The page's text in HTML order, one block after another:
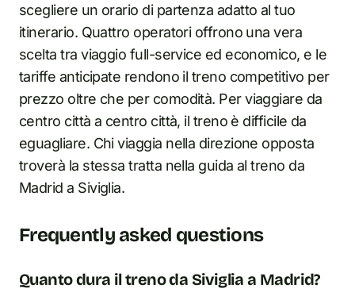
scegliere un orario di partenza adatto al tuo
itinerario. Quattro operatori offrono una vera
scelta tra viaggio full-service ed economico, e le
tariffe anticipate rendono il treno competitivo per
prezzo oltre che per comodità. Per viaggiare da
centro città a centro città, il treno è difficile da
eguagliare. Chi viaggia nella direzione opposta
troverà la stessa tratta nella guida al treno da
Madrid a Siviglia.
Frequently asked questions
Quanto dura il treno da Siviglia a Madrid?